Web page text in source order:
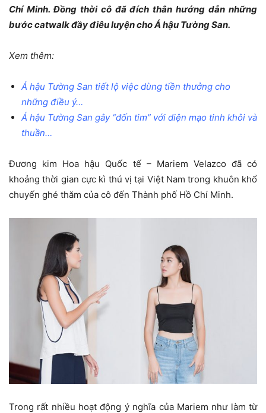
Chí Minh. Đồng thời cô đã đích thân hướng dẫn những
bước catwalk đầy điêu luyện cho Á hậu Tường San.
Xem thêm:
Á hậu Tường San tiết lộ việc dùng tiền thưởng cho
những điều ý…
Á hậu Tường San gây “đốn tim” với diện mạo tinh khôi và
thuần…
Đương kim Hoa hậu Quốc tế – Mariem Velazco đã có
khoảng thời gian cực kì thú vị tại Việt Nam trong khuôn khổ
chuyến ghé thăm của cô đến Thành phố Hồ Chí Minh.
Trong rất nhiều hoạt động ý nghĩa của Mariem như làm từ